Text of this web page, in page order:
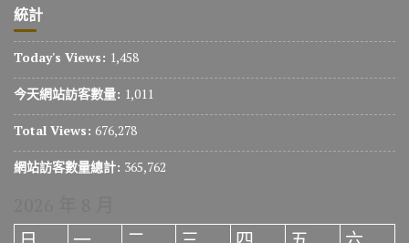
統計
Today's Views: 1,458
今天網站訪客數量: 1,011
Total Views: 676,278
網站訪客數量總計: 365,762